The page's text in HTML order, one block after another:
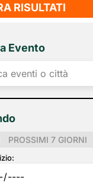
RISULTATI
Evento
PROSSIMI 7 GIORNI